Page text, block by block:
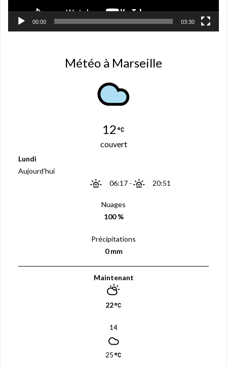
00:00 03:30
Météo à Marseille
12
couvert
Lundi
Aujourd'hui
06:17- 20:51
Nuages
100 %
Précipitations
0 mm
Maintenant
22
14
25